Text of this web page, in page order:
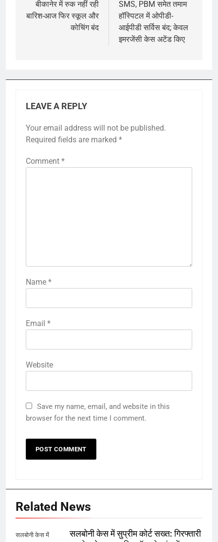
navigation
बीकानेर में रुक नहीं रही
बारिश-आज फिर स्कूल और
कोचिंग बंद
SMS, PBM समेत तमाम
हॉस्पिटल में ओपीडी-
आईपीडी सर्विस बंद; केवल
इमरजेंसी केस अटेंड किए
LEAVE A REPLY
Your email address will not be published.
Required fields are marked *
Comment *
Name *
Email *
Website
Save my name, email, and website in this
browser for the next time I comment.
Related News
सलबोनी केस में
सलबोनी केस में सुप्रीम कोर्ट सख्त: गिरफ्तारी